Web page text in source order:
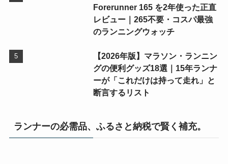
Forerunner 165 を2年使った正直
レビュー｜265不要・コスパ最強
のランニングウォッチ
【2026年版】マラソン・ランニン
グの便利グッズ18選｜15年ランナ
ーが「これだけは持って走れ」と
断言するリスト
ランナーの必需品、ふるさと納税で賢く補充。